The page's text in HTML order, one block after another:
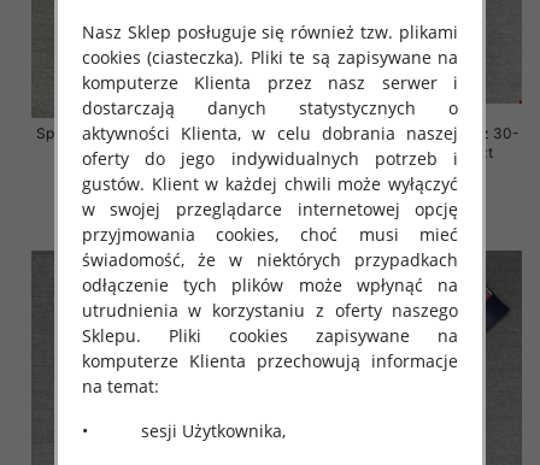
Spodnie damskie jeansy Roz 30-
38, 1 Kolor Paczka 10 szt
68.00 zł
szczegóły
Spodnie damskie jeansy Roz 30-
38, 1 Kolor Paczka 10 szt
68.00 zł
szczegóły
Nasz Sklep posługuje się również tzw. plikami
cookies (ciasteczka). Pliki te są zapisywane na
komputerze Klienta przez nasz serwer i
dostarczają danych statystycznych o
aktywności Klienta, w celu dobrania naszej
oferty do jego indywidualnych potrzeb i
gustów. Klient w każdej chwili może wyłączyć
w swojej przeglądarce internetowej opcję
przyjmowania cookies, choć musi mieć
świadomość, że w niektórych przypadkach
odłączenie tych plików może wpłynąć na
utrudnienia w korzystaniu z oferty naszego
Sklepu. Pliki cookies zapisywane na
komputerze Klienta przechowują informacje
na temat:
• sesji Użytkownika,